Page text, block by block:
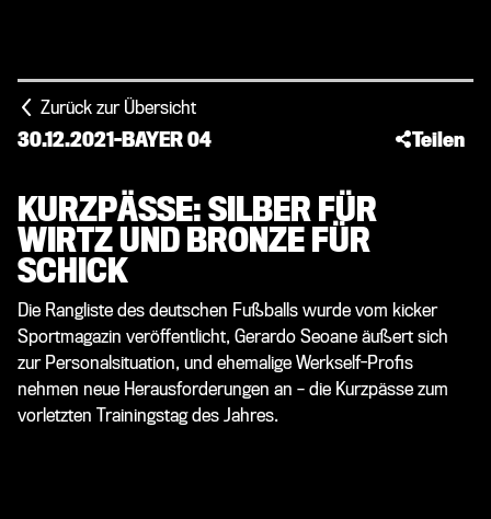
Zurück zur Übersicht
30.12.2021-BAYER 04 Teilen
KURZPÄSSE: SILBER FÜR
WIRTZ UND BRONZE FÜR
SCHICK
Die Rangliste des deutschen Fußballs wurde vom kicker
Sportmagazin veröffentlicht, Gerardo Seoane äußert sich
zur Personalsituation, und ehemalige Werkself-Profis
nehmen neue Herausforderungen an – die Kurzpässe zum
vorletzten Trainingstag des Jahres.